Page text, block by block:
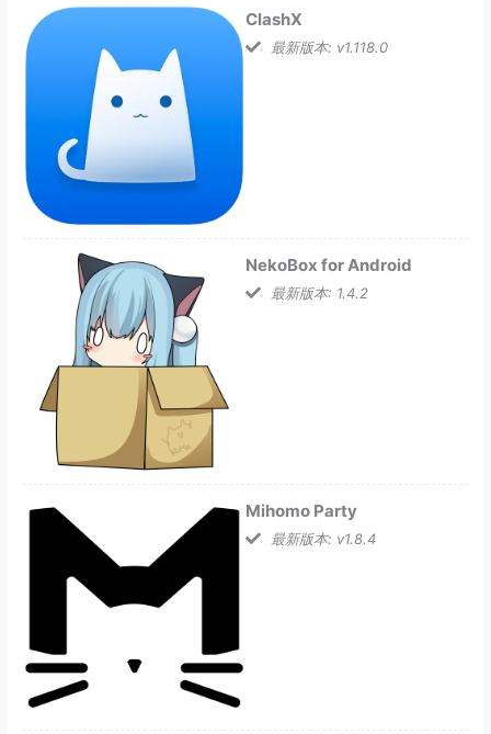
ClashX
最新版本: v1.118.0
NekoBox for Android
最新版本: 1.4.2
Mihomo Party
最新版本: v1.8.4